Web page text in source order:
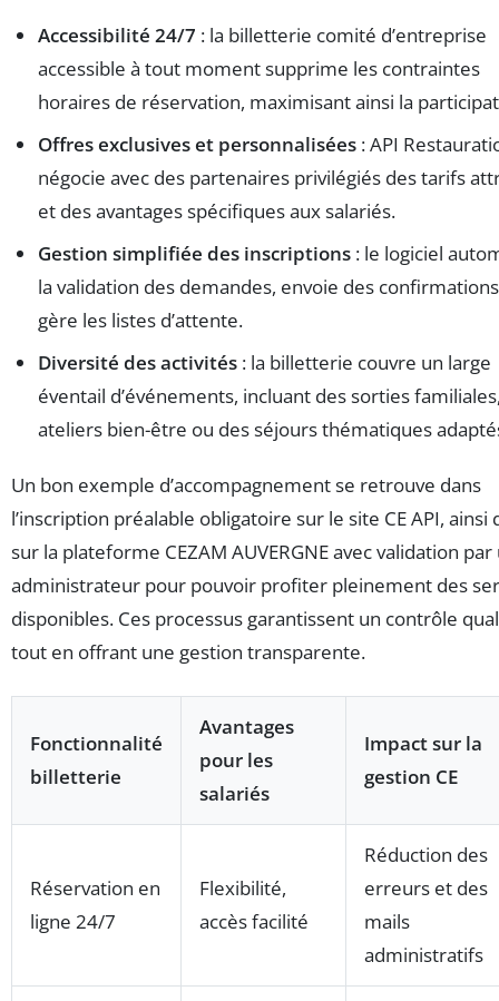
Accessibilité 24/7 : la billetterie comité d’entreprise
accessible à tout moment supprime les contraintes
horaires de réservation, maximisant ainsi la
Offres exclusives et personnalisées : API
négocie avec des partenaires privilégiés des tarifs
et des avantages spécifiques aux salariés.
Gestion simplifiée des inscriptions : le logiciel
la validation des demandes, envoie des
gère les listes d’attente.
Diversité des activités : la billetterie couvre un large
éventail d’événements, incluant des sorties
ateliers bien-être ou des séjours thématiques
Un bon exemple d’accompagnement se retrouve dans
l’inscription préalable obligatoire sur le site CE API, ainsi
sur la plateforme CEZAM AUVERGNE avec validation par
administrateur pour pouvoir profiter pleinement des
disponibles. Ces processus garantissent un contrôle
tout en offrant une gestion transparente.
Fonctionnalité
billetterie
Avantages
pour les
salariés
Impact sur la
gestion CE
Réservation en
ligne 24/7
Flexibilité,
accès facilité
Réduction des
erreurs et des
mails
administratifs